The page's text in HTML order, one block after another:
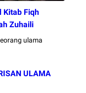
Kitab Fiqh
Zuhaili
ulama
ULAMA